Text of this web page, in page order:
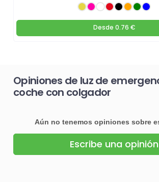
Desde 0.76 €
Opiniones de luz de
coche con colgador
Aún no tenemos opiniones sobre
Escribe una opinión